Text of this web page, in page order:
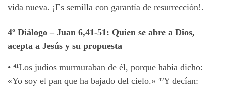
vida nueva. ¡Es semilla con garantía de resurrección!.
4º Diálogo– Juan 6,41-51: Quien se abre a Dios,
acepta a Jesús y su propuesta
• ⁴¹Los judíos murmuraban de él, porque había dicho:
«Yo soy el pan que ha bajado del cielo.» ⁴²Y decían: